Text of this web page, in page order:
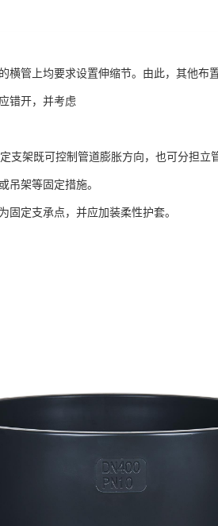
横管上均要求设置伸缩节。由此，其他布
错开，并考虑
支架既可控制管道膨胀方向，也可分担
吊架等固定措施。
固定支承点，并应加装柔性护套。